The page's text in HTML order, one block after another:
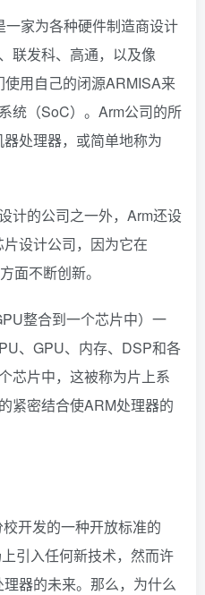
一家为各种硬件制造商设计
联发科、高通，以及像
用自己的闭源ARMISA来
统（SoC）。Arm公司的所
处理器，或简单地称为
计的公司之一外，Arm还设
设计公司，因为它在
面不断创新。
整合到一个芯片中）一
、GPU、内存、DSP和各
芯片中，这被称为片上系
紧密结合使ARM处理器的
开发的一种开放标准的
引入任何新技术，然而许
器的未来。那么，为什么